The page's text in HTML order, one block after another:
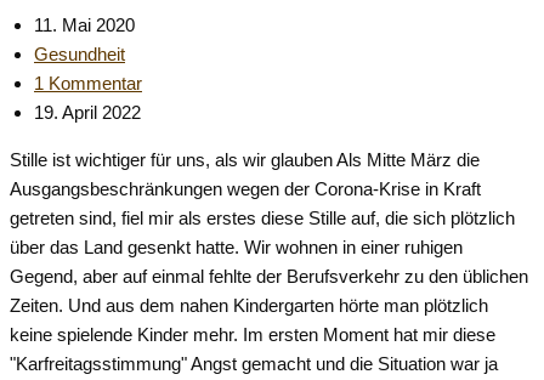
Beitrag
veröffentlicht:
11. Mai 2020
Beitrags-
Kategorie:
Gesundheit
Beitrags-
Kommentare:
1 Kommentar
Beitrag
geändert
am:
19. April 2022
Stille ist wichtiger für uns, als wir glauben Als Mitte März die
Ausgangsbeschränkungen wegen der Corona-Krise in Kraft
getreten sind, fiel mir als erstes diese Stille auf, die sich plötzlich
über das Land gesenkt hatte. Wir wohnen in einer ruhigen
Gegend, aber auf einmal fehlte der Berufsverkehr zu den üblichen
Zeiten. Und aus dem nahen Kindergarten hörte man plötzlich
keine spielende Kinder mehr. Im ersten Moment hat mir diese
"Karfreitagsstimmung" Angst gemacht und die Situation war ja